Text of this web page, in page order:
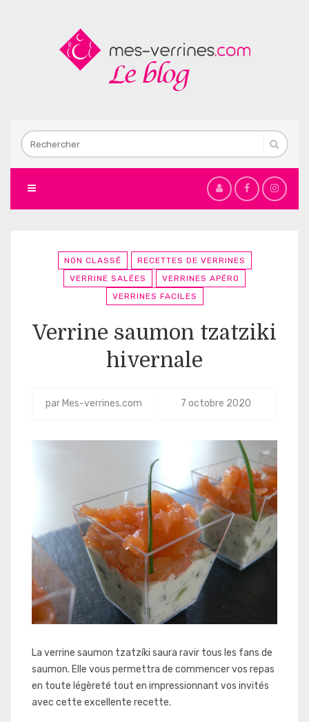
NON CLASSÉ
RECETTES DE VERRINES
VERRINE SALÉES
VERRINES APÉRO
VERRINES FACILES
Verrine saumon tzatziki
hivernale
par Mes-verrines.com 7 octobre 2020
La verrine saumon tzatzíki saura ravir tous les fans de
saumon. Elle vous permettra de commencer vos repas
en toute légèreté tout en impressionnant vos invités
avec cette excellente recette.